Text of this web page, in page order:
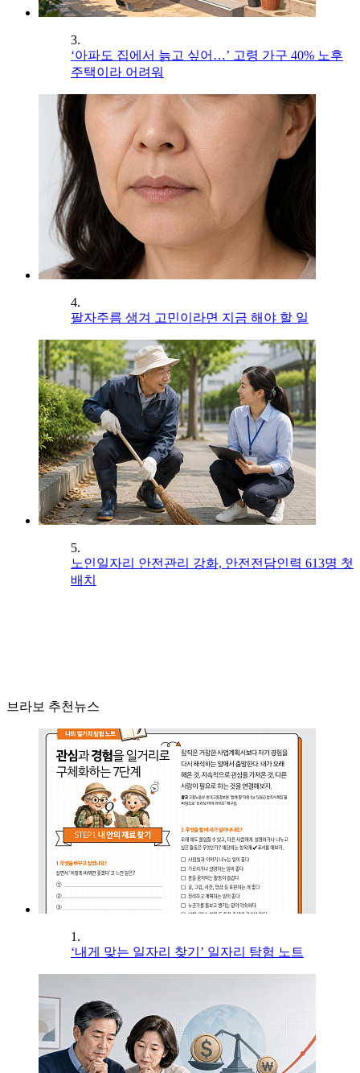
3.
‘아파도 집에서 늙고 싶어…’ 고령 가구 40% 노후
주택이라 어려워
4.
팔자주름 생겨 고민이라면 지금 해야 할 일
5.
노인일자리 안전관리 강화, 안전전담인력 613명 첫
배치
브라보 추천뉴스
1.
‘내게 맞는 일자리 찾기’ 일자리 탐험 노트